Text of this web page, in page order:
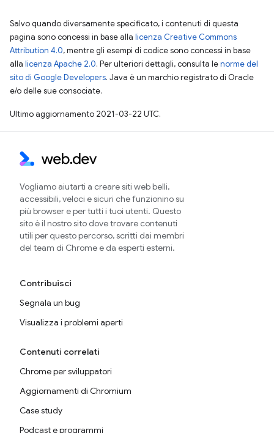
Salvo quando diversamente specificato, i contenuti di questa
pagina sono concessi in base alla licenza Creative Commons
Attribution 4.0, mentre gli esempi di codice sono concessi in base
alla licenza Apache 2.0. Per ulteriori dettagli, consulta lenorme del
sito di Google Developers. Java è un marchio registrato di Oracle
e/o delle sue consociate.
Ultimo aggiornamento 2021-03-22 UTC.
Vogliamo aiutarti a creare siti web belli,
accessibili, veloci e sicuri che funzionino su
più browser e per tutti i tuoi utenti. Questo
sito è il nostro sito dove trovare contenuti
utili per questo percorso, scritti dai membri
del team di Chrome e da esperti esterni.
Contribuisci
Segnala un bug
Visualizza i problemi aperti
Contenuti correlati
Chrome per sviluppatori
Aggiornamenti di Chromium
Case study
Podcast e programmi